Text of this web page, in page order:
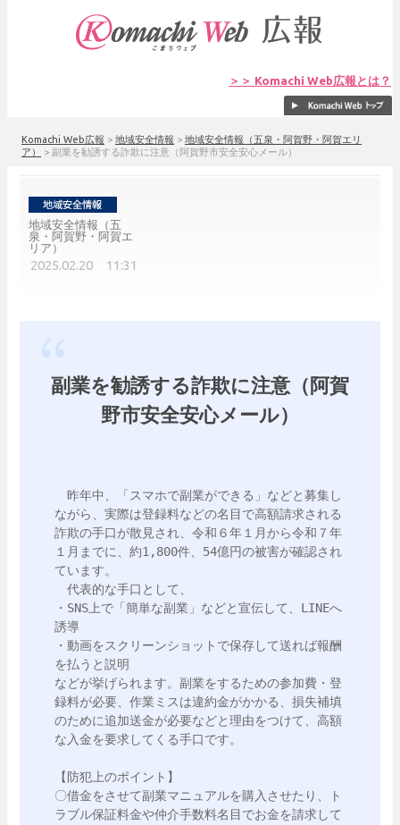
＞＞ Komachi Web広報とは？
Komachi Web広報 > 地域安全情報 > 地域安全情報（五泉・阿賀野・阿賀エリ
ア）
> 副業を勧誘する詐欺に注意（阿賀野市安全安心メール）
地域安全情報（五
泉・阿賀野・阿賀エ
リア）
2025.02.20 11:31
副業を勧誘する詐欺に注意（阿賀
野市安全安心メール）
昨年中、「スマホで副業ができる」などと募集し
ながら、実際は登録料などの名目で高額請求される
詐欺の手口が散見され、令和６年１月から令和７年
１月までに、約1,800件、54億円の被害が確認され
ています。
代表的な手口として、
・SNS上で「簡単な副業」などと宣伝して、LINEへ
誘導
・動画をスクリーンショットで保存して送れば報酬
を払うと説明
などが挙げられます。副業をするための参加費・登
録料が必要、作業ミスは違約金がかかる、損失補填
のために追加送金が必要などと理由をつけて、高額
な入金を要求してくる手口です。
【防犯上のポイント】
〇借金をさせて副業マニュアルを購入させたり、ト
ラブル保証料金や仲介手数料名目でお金を請求して